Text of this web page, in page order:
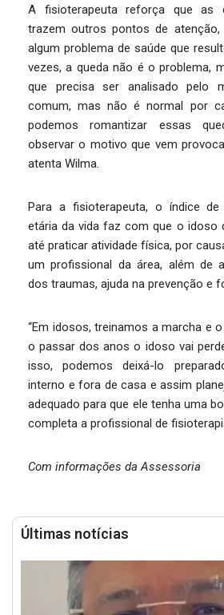
A fisioterapeuta reforça que as
trazem outros pontos de
algum problema de saúde que
vezes, a queda não é o problema,
que precisa ser analisado pelo
comum, mas não é normal por
podemos romantizar essas
observar o motivo que vem
atenta Wilma.
Para a fisioterapeuta, o índice
etária da vida faz com que o idoso
até praticar atividade física, por
um profissional da área, além de
dos traumas, ajuda na prevenção e
“Em idosos, treinamos a marcha e
o passar dos anos o idoso vai
isso, podemos deixá-lo
interno e fora de casa e assim
adequado para que ele tenha uma
completa a profissional de
Com informações da Assessoria
Últimas notícias